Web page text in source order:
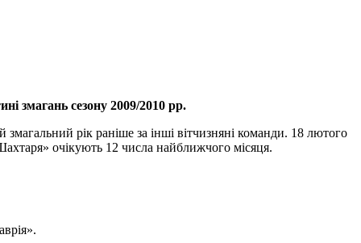
змагань сезону 2009/2010 рр.
рік раніше за інші вітчизняні команди. 18 лютого
очікують 12 числа найближчого місяця.